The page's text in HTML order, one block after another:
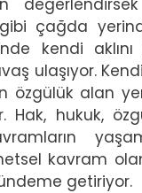
çağda
kendi aklını
ulaşıyor.
özgülük alan
Hak, hukuk,
yaşam
kavram
getiriyor.